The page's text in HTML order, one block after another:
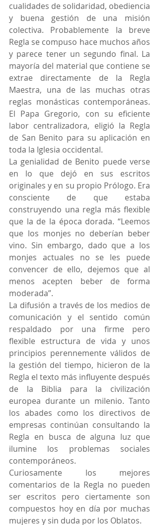
cualidades de solidaridad, obediencia
y buena gestión de una misión
colectiva. Probablemente la breve
Regla se compuso hace muchos años
y parece tener un segundo final. La
mayoría del material que contiene se
extrae directamente de la Regla
Maestra, una de las muchas otras
reglas monásticas contemporáneas.
El Papa Gregorio, con su eficiente
labor centralizadora, eligió la Regla
de San Benito para su aplicación en
toda la Iglesia occidental.
La genialidad de Benito puede verse
en lo que dejó en sus escritos
originales y en su propio Prólogo. Era
consciente de que estaba
construyendo una regla más flexible
que la de la época dorada. “Leemos
que los monjes no deberían beber
vino. Sin embargo, dado que a los
monjes actuales no se les puede
convencer de ello, dejemos que al
menos acepten beber de forma
moderada”.
La difusión a través de los medios de
comunicación y el sentido común
respaldado por una firme pero
flexible estructura de vida y unos
principios perennemente válidos de
la gestión del tiempo, hicieron de la
Regla el texto más influyente después
de la Biblia para la civilización
europea durante un milenio. Tanto
los abades como los directivos de
empresas continúan consultando la
Regla en busca de alguna luz que
ilumine los problemas sociales
contemporáneos.
Curiosamente los mejores
comentarios de la Regla no pueden
ser escritos pero ciertamente son
compuestos hoy en día por muchas
mujeres y sin duda por los Oblatos.